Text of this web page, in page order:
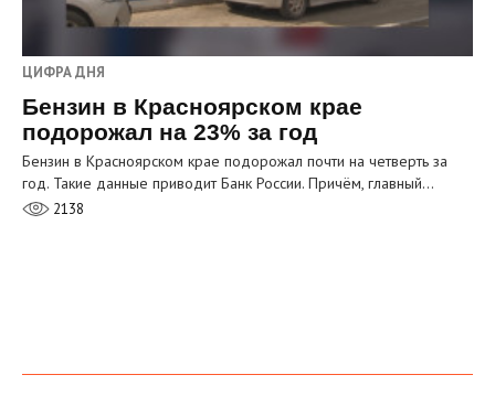
ЦИФРА ДНЯ
Бензин в Красноярском крае
подорожал на 23% за год
Бензин в Красноярском крае подорожал почти на четверть за
год. Такие данные приводит Банк России. Причём, главный…
2138